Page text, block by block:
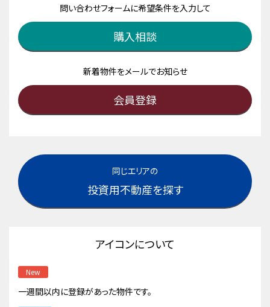
問い合わせフォームに希望条件を入力して
購入相談
新着物件をメールでお知らせ
会員登録
同じエリアの
投資用不動産を探す
アイコンについて
New
一週間以内に登録があった物件です。